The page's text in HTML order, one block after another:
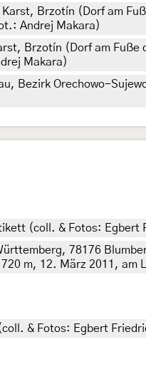
Brzotín (Dorf am
Andrej Makara)
Brzotín (Dorf am
Makara)
Bezirk Orechowo-
(coll. & Fotos: Egbert
78176
m, 12. März 2011,
& Fotos: Egbert